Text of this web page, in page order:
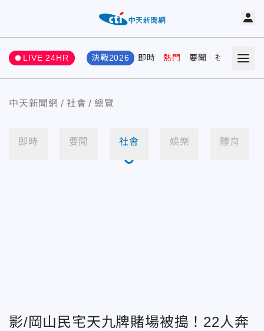
LIVE 24HR 決戰2026 即時 熱門 要聞 社會 娛樂
中天新聞網 社會 總覽
即時 要聞 社會 娛樂 體育
影/岡山民宅天九牌賭場被搗！22人奔